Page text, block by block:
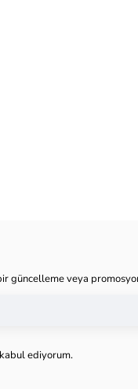
güncelleme veya
ediyorum.